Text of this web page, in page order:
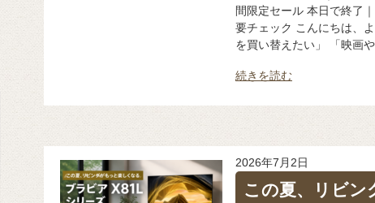
間限定セール 本日で終了
要チェック こんにちは、
を買い替えたい」 「映画
続きを読む
2026年7月2日
この夏、リビン